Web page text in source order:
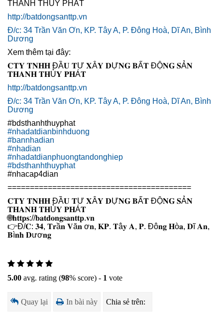
THANH THUỶ PHÁT
http://batdongsanttp.vn
Đ/c: 34 Trần Văn Ơn, KP. Tây A, P. Đông Hoà, Dĩ An, Bình
Dương
Xem thêm tại đây:
𝐂𝐓𝐘 𝐓𝐍𝐇𝐇 ĐẦ𝐔 𝐓Ư 𝐗Â𝐘 𝐃Ự𝐍𝐆 𝐁Ấ𝐓 ĐỘ𝐍𝐆 𝐒Ả𝐍
𝐓𝐇𝐀𝐍𝐇 𝐓𝐇Ủ𝐘 𝐏𝐇Á𝐓
http://batdongsanttp.vn
Đ/c: 34 Trần Văn Ơn, KP. Tây A, P. Đông Hoà, Dĩ An, Bình
Dương
#bdsthanhthuyphat
#nhadatdianbinhduong
#bannhadian
#nhadian
#nhadatdianphuongtandonghiep
#bdsthanhthuyphat
#nhacap4dian
=========================================
𝐂𝐓𝐘 𝐓𝐍𝐇𝐇 ĐẦ𝐔 𝐓Ư 𝐗Â𝐘 𝐃Ự𝐍𝐆 𝐁Ấ𝐓 ĐỘ𝐍𝐆 𝐒Ả𝐍
𝐓𝐇𝐀𝐍𝐇 𝐓𝐇Ủ𝐘 𝐏𝐇Á𝐓
🌐𝐡𝐭𝐭𝐩𝐬://𝐛𝐚𝐭𝐝𝐨𝐧𝐠𝐬𝐚𝐧𝐭𝐭𝐩.𝐯𝐧
👉Đ/𝐂: 𝟑𝟒, 𝐓𝐫ầ𝐧 𝐕ă𝐧 ơ𝐧, 𝐊𝐏. 𝐓â𝐲 𝐀, 𝐏. Đô𝐧𝐠 𝐇ò𝐚, 𝐃ĩ 𝐀𝐧,
𝐁ì𝐧𝐡 𝐃ươ𝐧𝐠
5.00 avg. rating (98% score) - 1 vote
Quay lại In bài này Chia sẻ trên: